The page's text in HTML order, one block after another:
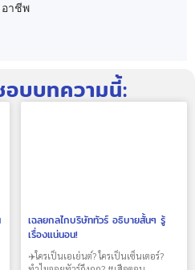
อาชีพ
บบทความนี้:
เฉลยกลไกบริษัททัวร์ อธิบายสั้นๆ รู้
เรื่องแน่นอน!
✈️ใครเป็นเอเย่นต์? ใครเป็นเซ็นเตอร์?